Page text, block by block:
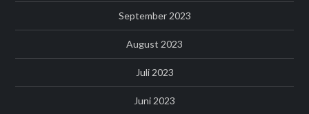
September 2023
August 2023
Juli 2023
Juni 2023